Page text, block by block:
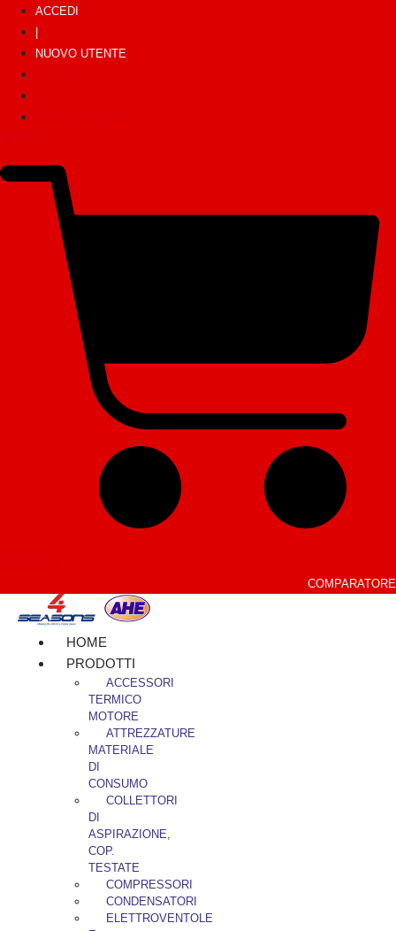
ACCEDI
NUOVO UTENTE
COMPARATORE
HOME
PRODOTTI
ACCESSORI
TERMICO
MOTORE
ATTREZZATURE
MATERIALE
DI
CONSUMO
COLLETTORI
DI
ASPIRAZIONE,
COP.
TESTATE
COMPRESSORI
CONDENSATORI
ELETTROVENTOLE